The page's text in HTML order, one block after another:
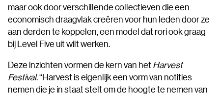
maar ook door verschillende collectieven die een
economisch draagvlak creëren voor hun leden door ze
aan derden te koppelen, een model dat rori ook graag
bij Level Five uit wilt werken.
Deze inzichten vormen de kern van het Harvest
Festival. “Harvest is eigenlijk een vorm van notities
nemen die je in staat stelt om de hoogte te nemen van